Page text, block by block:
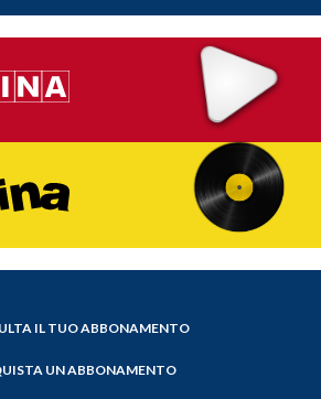
IL TUO ABBONAMENTO
UN ABBONAMENTO